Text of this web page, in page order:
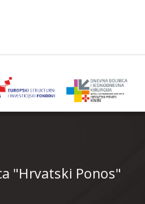
"Hrvatski Ponos"